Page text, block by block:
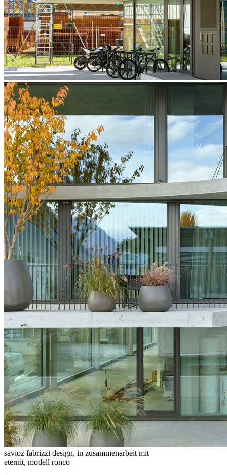
savioz fabrizzi design, in zusammenarbeit mit
eternit, modell ronco